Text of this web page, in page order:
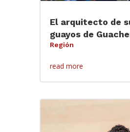
El arquitecto de
guayos de
Región
read more